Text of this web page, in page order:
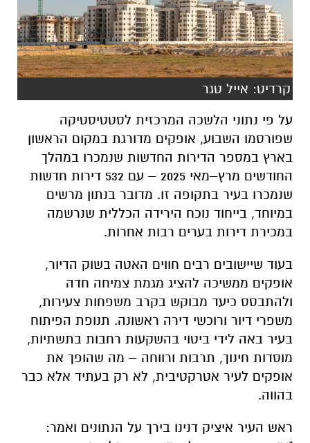
קרדיט: אייל טגר
על פי נתוני הלשכה המרכזית לסטטיסטיקה
שפורסמו השבוע, אופקים מדורגת במקום הראשון
בארץ במספר הדירות החדשות שנמכרו במהלך
שנמכרו בעיר בתקופה זו. מדובר בנתון מרשים
במיוחד, בייחוד נוכח הירידה הכללית שנרשמה
במכירת דירות בערים רבות אחרות.
בעוד שיישובים רבים חווים האטה בשוק הדיור,
אופקים ממשיכה להציג מגמת צמיחה חדה
ולהתבסס כיעד מבוקש בקרב משפחות צעירות,
בעיר באה לידי ביטוי בהשקעות רחבות בתשתיות,
מוסדות חינוך, תרבות ורווחה – מה שהופך את
אופקים לעיר אטרקטיבית, לא רק בעתיד אלא כבר
בהווה.
ראש העיר איציק דנינו בירך על הנתונים ואמר:
"אופקים ממשיכה לפרוץ קדימה וליהנות מהגירה
חיובית ומבורכת של אלפי תושבים חדשים מדי
משפחות בוחרות באופקים כבית. נמשיך להשקיע